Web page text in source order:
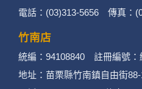
管理、會員管理及其他
活動。
3. 個人資料類別：
電話：(03)313-5656 傳真：
竹南店
統編：94108840 註冊編號：
地址：苗栗縣竹南鎮自由街